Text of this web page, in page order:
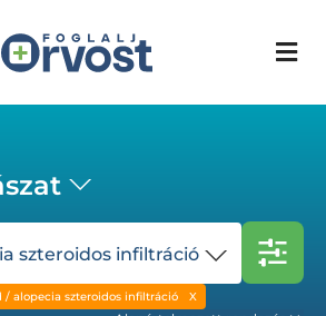
szteroidos infiltráció
/ alopecia szteroidos infiltráció